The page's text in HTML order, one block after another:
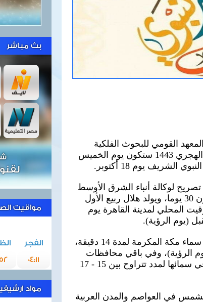
القومي للبحوث الفلكية
والجيوفيزيقية، أن غرة شهر ربيع الأول للعام الهجري 1443 ستكون يوم الخميس
لوكالة أنباء الشرق الأوسط
اليوم الخميس، إن عدة شهر ربيع الأول ستكون 30 يوما، ويولد هلال ربيع الأول
دقائق ظهرا بالتوقيت المحلي لمدينة القاهرة يوم
وأوضح القاضي، أن الهلال الجديد سيبقى في سماء مكة المكرمة لمدة 14 دقيقة،
شمس (يوم الرؤية)، وفي باقي محافظات
جمهورية مصر العربية سيبقى الهلال الجديد في سمائها لمدد تتراوح بين 15 - 17
في العواصم والمدن العربية
بث مباشر
مواقيت
الفجر
04:11
مواد